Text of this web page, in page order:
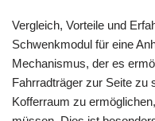
Vergleich, Vorteile und
Schwenkmodul für eine
Mechanismus, der es
Fahrradträger zur Seite zu
Kofferraum zu